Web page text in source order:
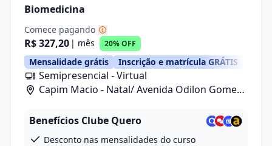
Biomedicina
Comece pagando
R$ 327,20 | mês 20% OFF
Mensalidade grátis Inscrição e matrícula GRÁTIS
Semipresencial - Virtual
Capim Macio - Natal/ Avenida Odilon Gomes
Benefícios Clube Quero
Desconto nas mensalidades do curso